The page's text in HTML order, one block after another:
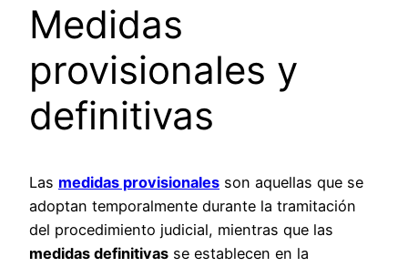
Medidas
provisionales y
definitivas
Las medidas provisionales son aquellas que se
adoptan temporalmente durante la tramitación
del procedimiento judicial, mientras que las
medidas definitivas se establecen en la